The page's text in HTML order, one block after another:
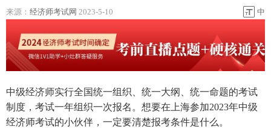
来源： 经济师考试网 2023-5-10 中
中级经济师实行全国统一组织、统一大纲、统一命题的考试
制度，考试一年组织一次报名。想要在上海参加2023年中级
经济师考试的小伙伴，一定要清楚报考条件是什么。